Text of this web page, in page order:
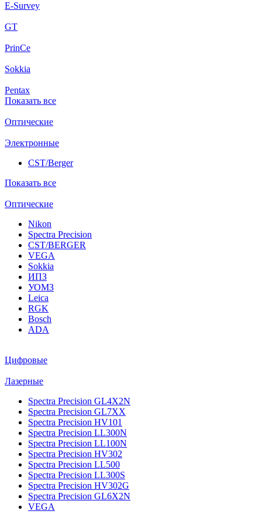
E-Survey
GT
PrinCe
Sokkia
Pentax
Показать все
Оптические
Электронные
CST/Berger
Показать все
Оптические
Nikon
Spectra Precision
CST/BERGER
VEGA
Sokkia
ИПЗ
УОМЗ
Leica
RGK
Bosch
ADA
Цифровые
Лазерные
Spectra Precision GL4X2N
Spectra Precision GL7XX
Spectra Precision HV101
Spectra Precision LL300N
Spectra Precision LL100N
Spectra Precision HV302
Spectra Precision LL500
Spectra Precision LL300S
Spectra Precision HV302G
Spectra Precision GL6X2N
VEGA